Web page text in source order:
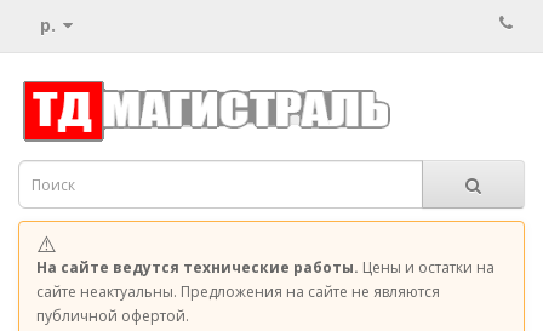
р.
⚠️
На сайте ведутся технические работы. Цены и остатки на
сайте неактуальны. Предложения на сайте не являются
публичной офертой.